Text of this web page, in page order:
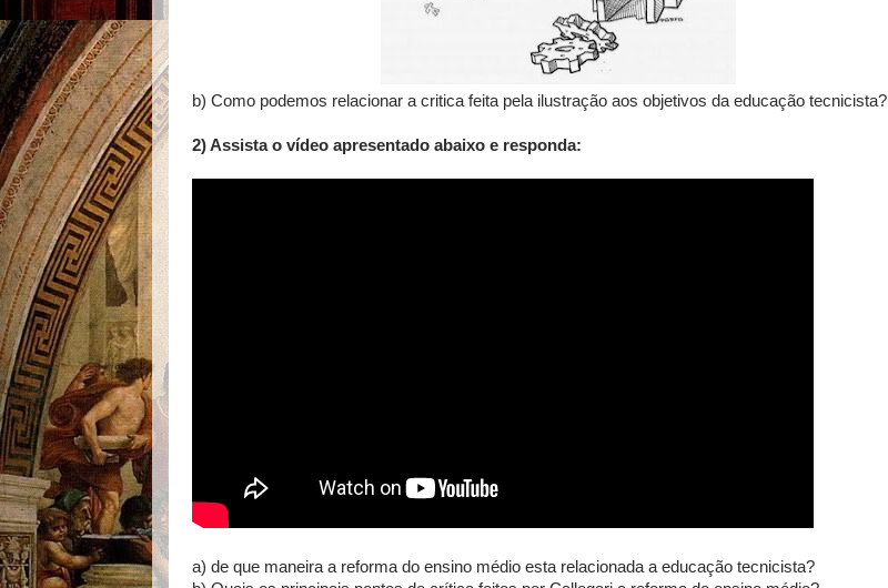
b) Como podemos relacionar a critica feita pela ilustração aos objetivos da educação tecnicista?
2) Assista o vídeo apresentado abaixo e responda:
a) de que maneira a reforma do ensino médio esta relacionada a educação tecnicista?